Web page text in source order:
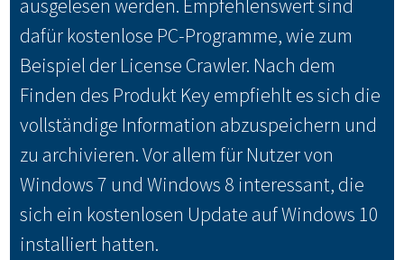
ausgelesen werden. Empfehlenswert sind
dafür kostenlose PC-Programme, wie zum
Beispiel der License Crawler. Nach dem
Finden des Produkt Key empfiehlt es sich die
vollständige Information abzuspeichern und
zu archivieren. Vor allem für Nutzer von
Windows 7 und Windows 8 interessant, die
sich ein kostenlosen Update auf Windows 10
installiert hatten.